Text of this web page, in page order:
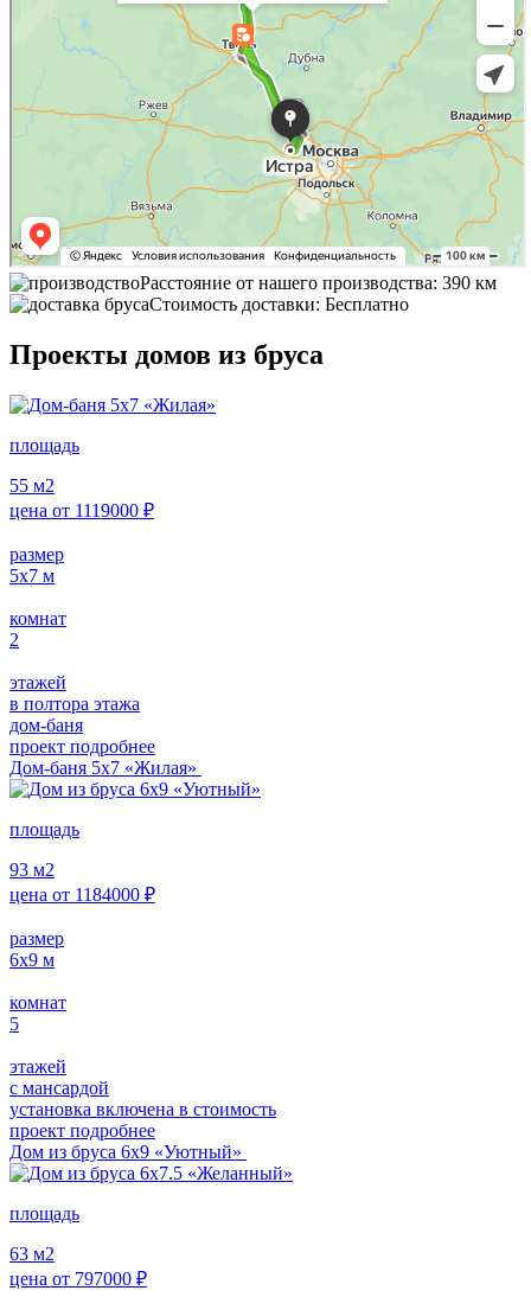
Расстояние от нашего производства: 390 км
Стоимость доставки: Бесплатно
Проекты домов из бруса
площадь
55 м2
цена от 1119000 ₽
размер
5х7 м
комнат
2
этажей
в полтора этажа
дом-баня
проект подробнее
Дом-баня 5x7 «Жилая»
площадь
93 м2
цена от 1184000 ₽
размер
6х9 м
комнат
5
этажей
с мансардой
установка включена в стоимость
проект подробнее
Дом из бруса 6х9 «Уютный»
площадь
63 м2
цена от 797000 ₽